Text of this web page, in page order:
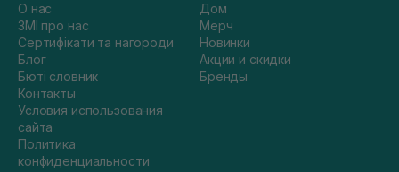
О нас
ЗМІ про нас
Сертифікати та нагороди
Блог
Бюті словник
Контакты
Условия использования
сайта
Политика
конфиденциальности
Дом
Мерч
Новинки
Акции и скидки
Бренды